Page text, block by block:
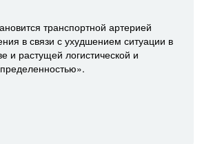
транспортной артерией
в связи с ухудшением ситуации в
и растущей логистической и